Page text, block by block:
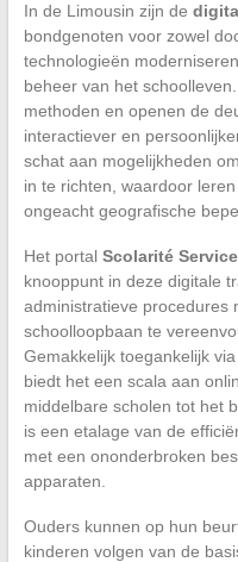
In de Limousin zijn de
bondgenoten voor zowel
technologieën
beheer van het
methoden en openen de
interactiever en
schat aan mogelijkheden
in te richten, waardoor
ongeacht geografische
Het portal Scolarité
knooppunt in deze digitale
administratieve procedures
schoolloopbaan te
Gemakkelijk toegankelijk via
biedt het een scala aan
middelbare scholen tot het
is een etalage van de
met een ononderbroken
apparaten.
Ouders kunnen op hun
kinderen volgen van de